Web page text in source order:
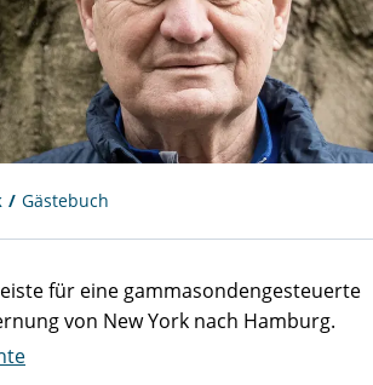
Gästebuch
für eine gammasondengesteuerte
von New York nach Hamburg.